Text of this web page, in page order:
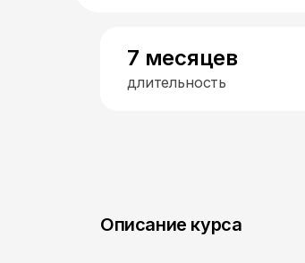
7 месяцев
длительность
Описание курса